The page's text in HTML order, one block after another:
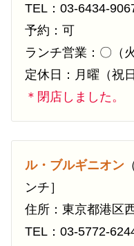
TEL：03-6434-
予約：可
ランチ営業：〇（
定休日：月曜（祝
＊閉店しました。
ル・ブルギニオン
ンチ］
住所：東京都港区
TEL：03-5772-